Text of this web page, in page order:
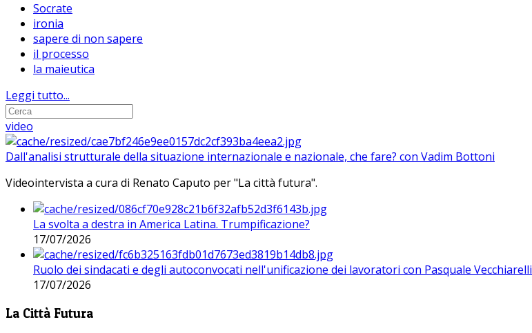
Socrate
ironia
sapere di non sapere
il processo
la maieutica
Leggi tutto...
video
Dall'analisi strutturale della situazione internazionale e nazionale, che fare? con Vadim Bottoni
Videointervista a cura di Renato Caputo per "La città futura".
La svolta a destra in America Latina. Trumpificazione?
17/07/2026
Ruolo dei sindacati e degli autoconvocati nell'unificazione dei lavoratori con Pasquale Vecchiarelli
17/07/2026
La Città Futura